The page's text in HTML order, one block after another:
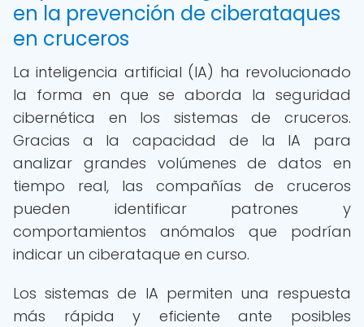
en la prevención de ciberataques
en cruceros
La inteligencia artificial (IA) ha revolucionado
la forma en que se aborda la seguridad
cibernética en los sistemas de cruceros.
Gracias a la capacidad de la IA para
analizar grandes volúmenes de datos en
tiempo real, las compañías de cruceros
pueden identificar patrones y
comportamientos anómalos que podrían
indicar un ciberataque en curso.
Los sistemas de IA permiten una respuesta
más rápida y eficiente ante posibles